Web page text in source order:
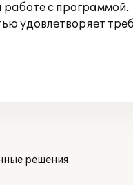
с программой.
удовлетворяет
решения